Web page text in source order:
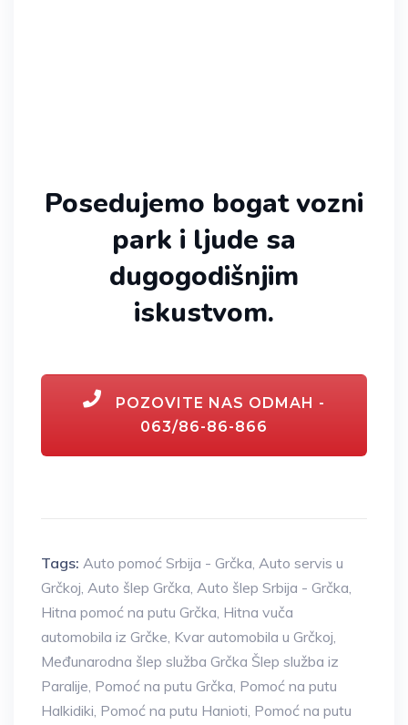
Posedujemo bogat vozni
park i ljude sa
dugogodišnjim
iskustvom.
POZOVITE NAS ODMAH -
063/86-86-866
Tags: Auto pomoć Srbija - Grčka, Auto servis u
Grčkoj, Auto šlep Grčka, Auto šlep Srbija - Grčka,
Hitna pomoć na putu Grčka, Hitna vuča
automobila iz Grčke, Kvar automobila u Grčkoj,
Međunarodna šlep služba Grčka Šlep služba iz
Paralije, Pomoć na putu Grčka, Pomoć na putu
Halkidiki, Pomoć na putu Hanioti, Pomoć na putu